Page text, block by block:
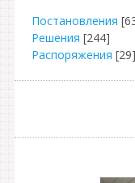
Постановления
Решения [244]
Распоряжения [29]